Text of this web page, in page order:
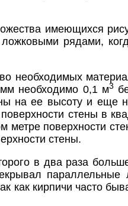
имеющихся
ложковыми рядами,
необходимых
необходимо 0,1 м3
на ее высоту и еще
стены в
метре поверхности
стены.
в два раза
как кирпичи часто